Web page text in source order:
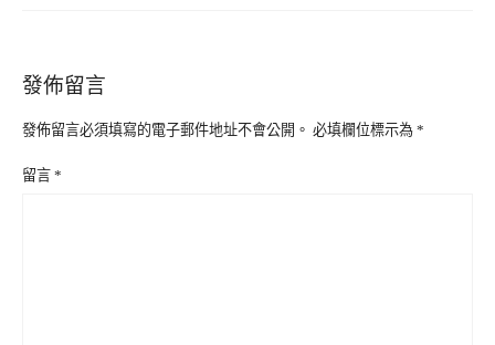
發佈留言
發佈留言必須填寫的電子郵件地址不會公開。 必填欄位標示為 *
留言 *